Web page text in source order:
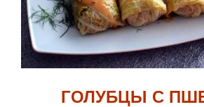
ГОЛУБЦЫ С